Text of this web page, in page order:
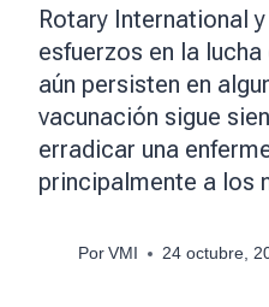
Rotary International
esfuerzos en la
aún persisten en
vacunación sigue
erradicar una
principalmente a los
Por VMI 24 octubre,